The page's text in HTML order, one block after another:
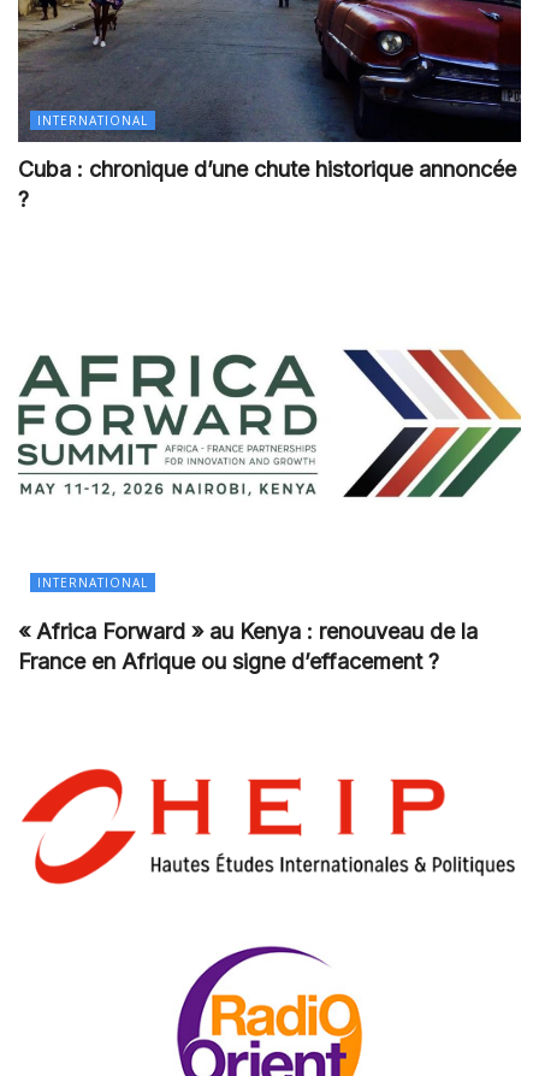
INTERNATIONAL
Cuba : chronique d’une chute historique annoncée
?
INTERNATIONAL
« Africa Forward » au Kenya : renouveau de la
France en Afrique ou signe d’effacement ?